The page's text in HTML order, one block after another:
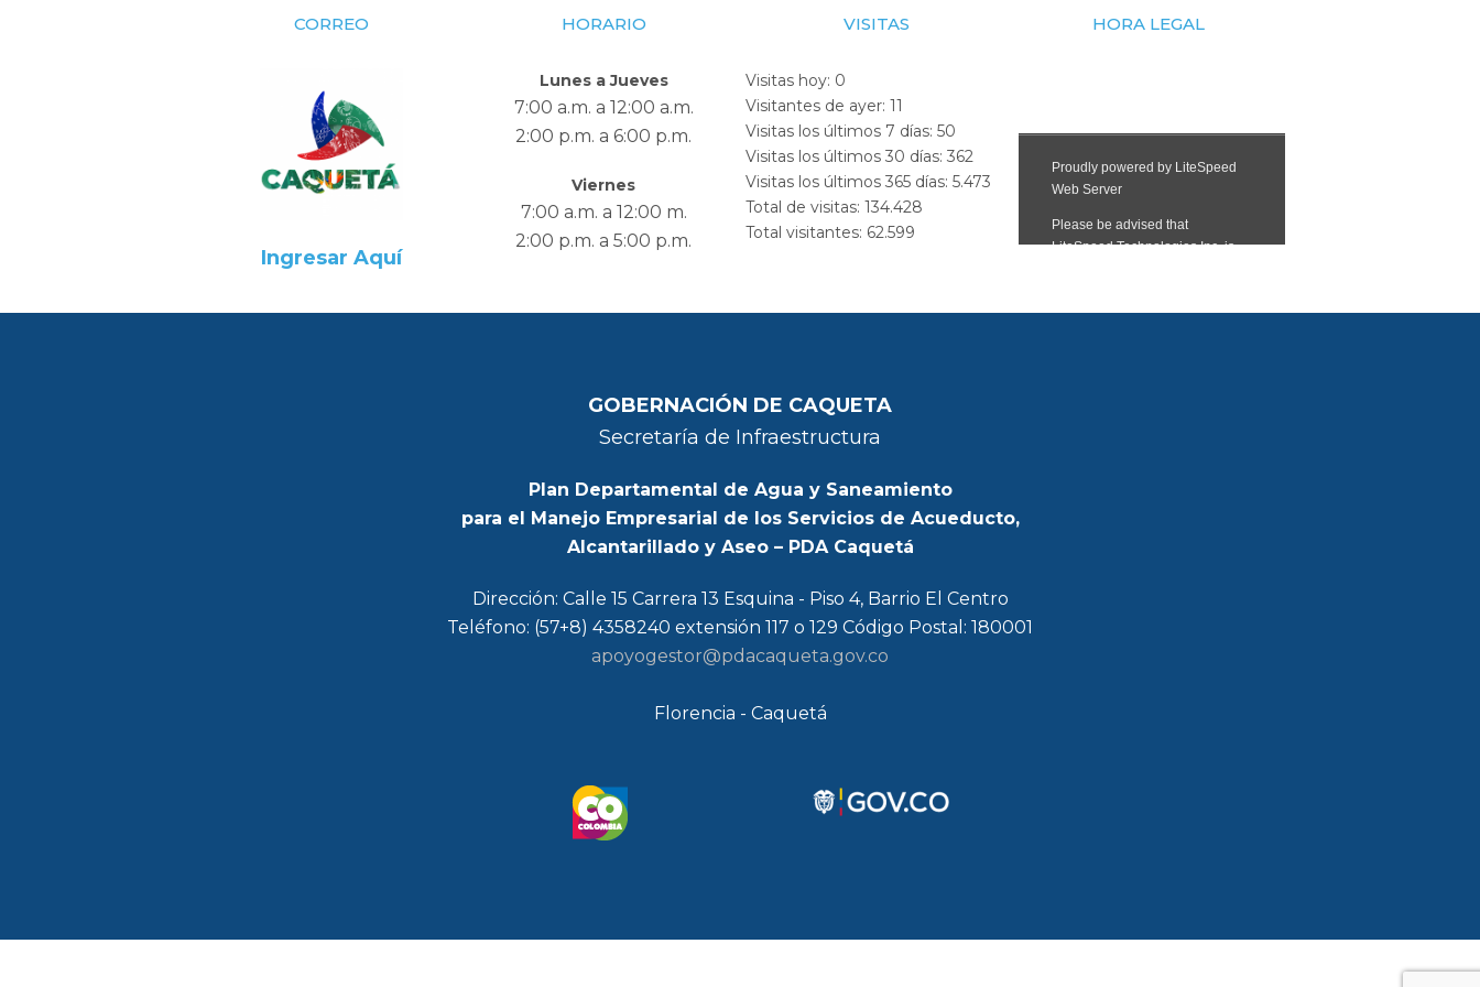
CORREO
Ingresar Aquí
HORARIO
Lunes a Jueves
7:00 a.m. a 12:00 a.m.
2:00 p.m. a 6:00 p.m.
Viernes
7:00 a.m. a 12:00 m.
2:00 p.m. a 5:00 p.m.
VISITAS
Visitas hoy: 0
Visitantes de ayer: 11
Visitas los últimos 7 días: 50
Visitas los últimos 30 días: 362
Visitas los últimos 365 días: 5.473
Total de visitas: 134.428
Total visitantes: 62.599
HORA LEGAL
GOBERNACIÓN DE CAQUETA
Secretaría de Infraestructura
Plan Departamental de Agua y Saneamiento
para el Manejo Empresarial de los Servicios de Acueducto,
Alcantarillado y Aseo – PDA Caquetá
Dirección: Calle 15 Carrera 13 Esquina - Piso 4, Barrio El Centro
Teléfono: (57+8) 4358240 extensión 117 o 129 Código Postal: 180001
apoyogestor@pdacaqueta.gov.co
Florencia - Caquetá